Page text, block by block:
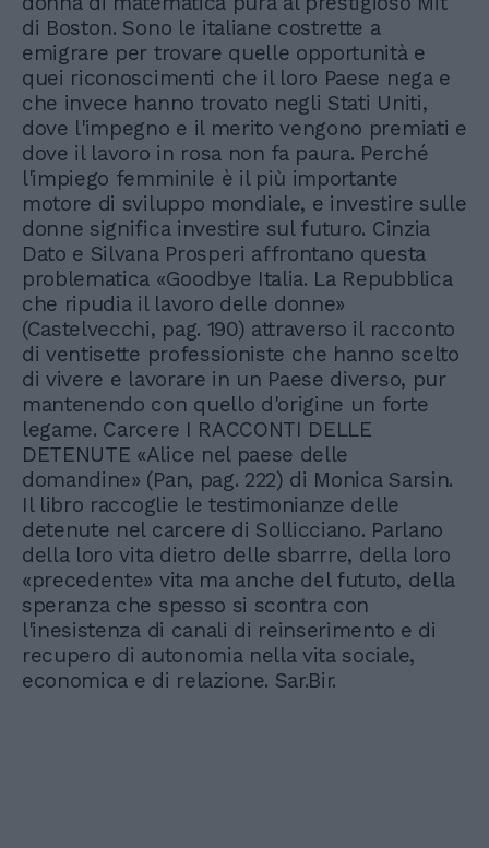
di Boston. Sono le italiane costrette a
emigrare per trovare quelle opportunità e
quei riconoscimenti che il loro Paese nega e
che invece hanno trovato negli Stati Uniti,
dove l'impegno e il merito vengono premiati e
dove il lavoro in rosa non fa paura. Perché
l'impiego femminile è il più importante
motore di sviluppo mondiale, e investire sulle
donne significa investire sul futuro. Cinzia
Dato e Silvana Prosperi affrontano questa
problematica «Goodbye Italia. La Repubblica
che ripudia il lavoro delle donne»
(Castelvecchi, pag. 190) attraverso il racconto
di ventisette professioniste che hanno scelto
di vivere e lavorare in un Paese diverso, pur
mantenendo con quello d'origine un forte
legame. Carcere I RACCONTI DELLE
DETENUTE «Alice nel paese delle
domandine» (Pan, pag. 222) di Monica Sarsin.
Il libro raccoglie le testimonianze delle
detenute nel carcere di Sollicciano. Parlano
della loro vita dietro delle sbarrre, della loro
«precedente» vita ma anche del fututo, della
speranza che spesso si scontra con
l'inesistenza di canali di reinserimento e di
recupero di autonomia nella vita sociale,
economica e di relazione. Sar.Bir.